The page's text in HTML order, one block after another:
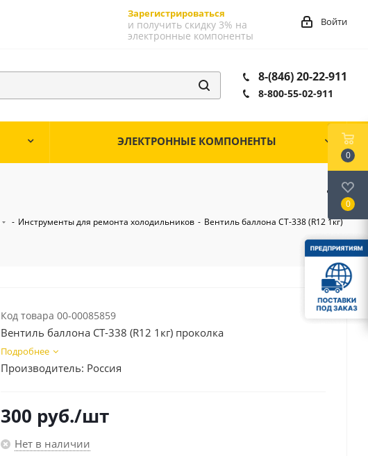
Зарегистрироваться
и получить скидку 3% на
электронные компоненты
Войти
8-(846) 20-22-911
8-800-55-02-911
ЭЛЕКТРОННЫЕ КОМПОНЕНТЫ
- Инструменты для ремонта холодильников - Вентиль баллона СТ-338 (R12 1кг)
Код товара 00-00085859
Вентиль баллона СТ-338 (R12 1кг) проколка
Подробнее
Производитель: Россия
300 руб./шт
Нет в наличии
0
0